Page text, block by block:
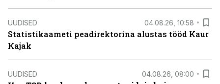
UUDISED 04.08.26, 10:58
Statistikaameti peadirektorina alustas tööd Kaur
Kajak
UUDISED 04.08.26, 08:00